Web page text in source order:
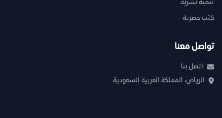
تنمية بشرية
كتب حصرية
تواصل معنا
اتصل بنا
الرياض، المملكة العربية السعودية